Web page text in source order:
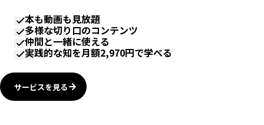
本も動画も見放題
多様な切り口のコンテンツ
仲間と一緒に使える
実践的な知を月額2,970円で学べる
サービスを見る